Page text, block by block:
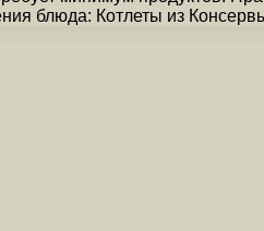
блюда: Котлеты из